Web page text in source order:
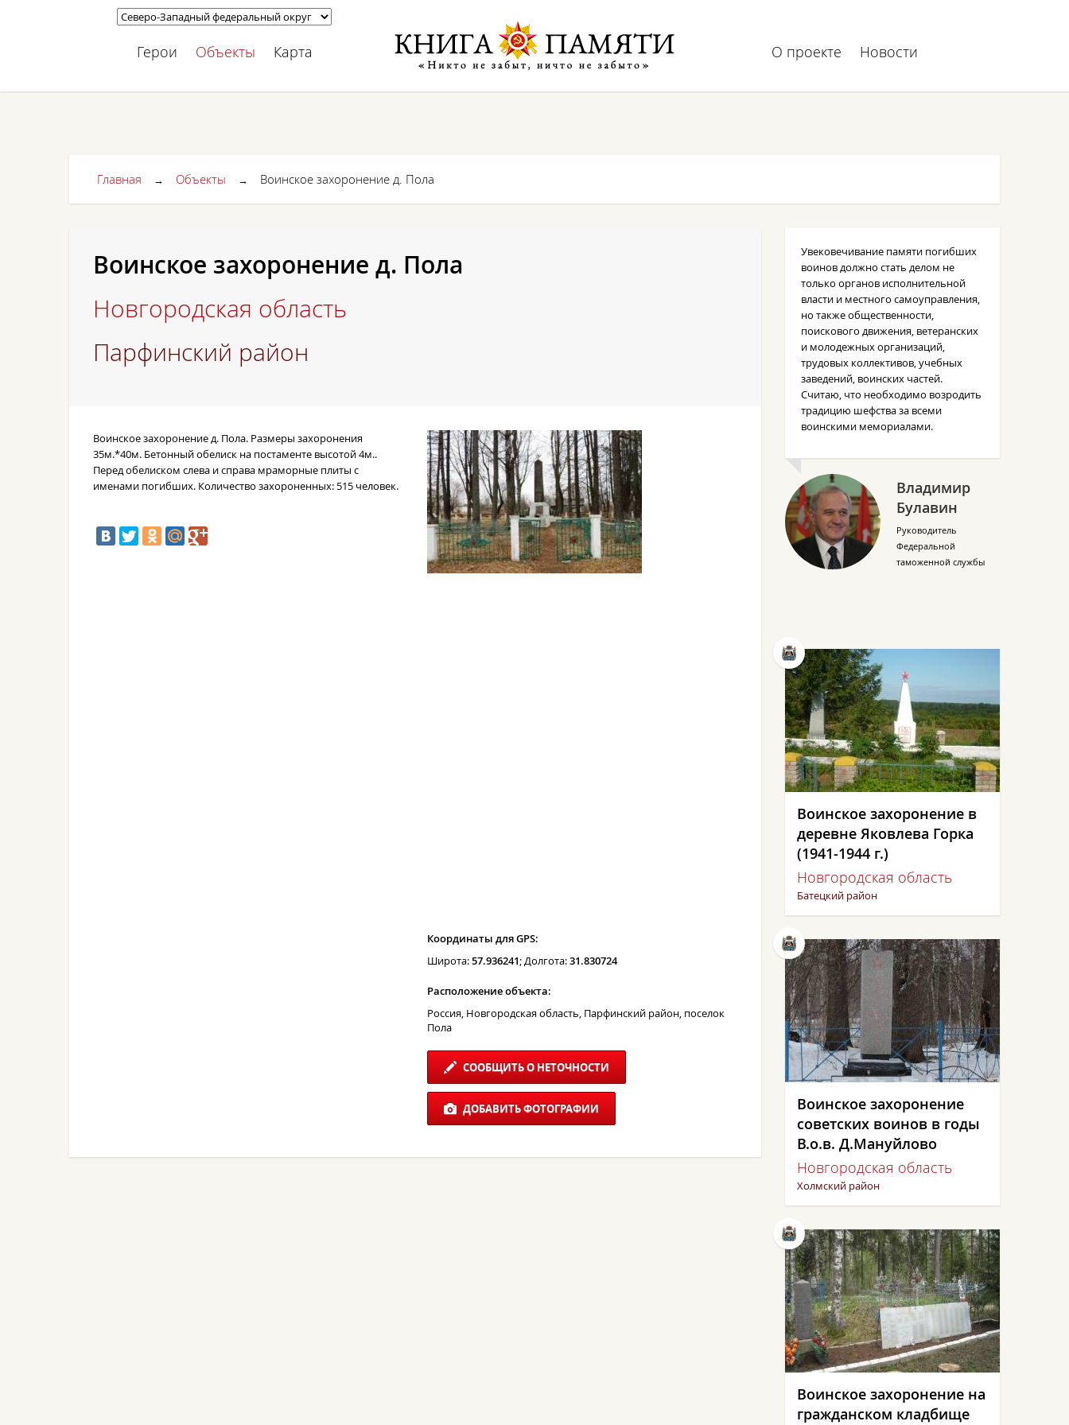
Герои Объекты Карта О проекте Новости
Главная → Объекты → Воинское захоронение д. Пола
Воинское захоронение д. Пола
Новгородская область
Парфинский район
Воинское захоронение д. Пола. Размеры захоронения
35м.*40м. Бетонный обелиск на постаменте высотой 4м..
Перед обелиском слева и справа мраморные плиты с
именами погибших. Количество захороненных: 515 человек.
Координаты для GPS:
Широта:57.936241; Долгота:31.830724
Расположение объекта:
Россия, Новгородская область, Парфинский район, поселок
Пола
СООБЩИТЬ О НЕТОЧНОСТИ
ДОБАВИТЬ ФОТОГРАФИИ
Увековечивание памяти погибших
воинов должно стать делом не
только органов исполнительной
власти и местного самоуправления,
но также общественности,
поискового движения, ветеранских
и молодежных организаций,
трудовых коллективов, учебных
заведений, воинских частей.
Считаю, что необходимо возродить
традицию шефства за всеми
воинскими мемориалами.
Владимир
Булавин
Руководитель
Федеральной
таможенной службы
​Воинское захоронение в
деревне Яковлева Горка
(1941-1944 г.)
Новгородская область
Батецкий район
Воинское захоронение
советских воинов в годы
В.о.в. Д.Мануйлово
Новгородская область
Холмский район
Воинское захоронение на
гражданском кладбище